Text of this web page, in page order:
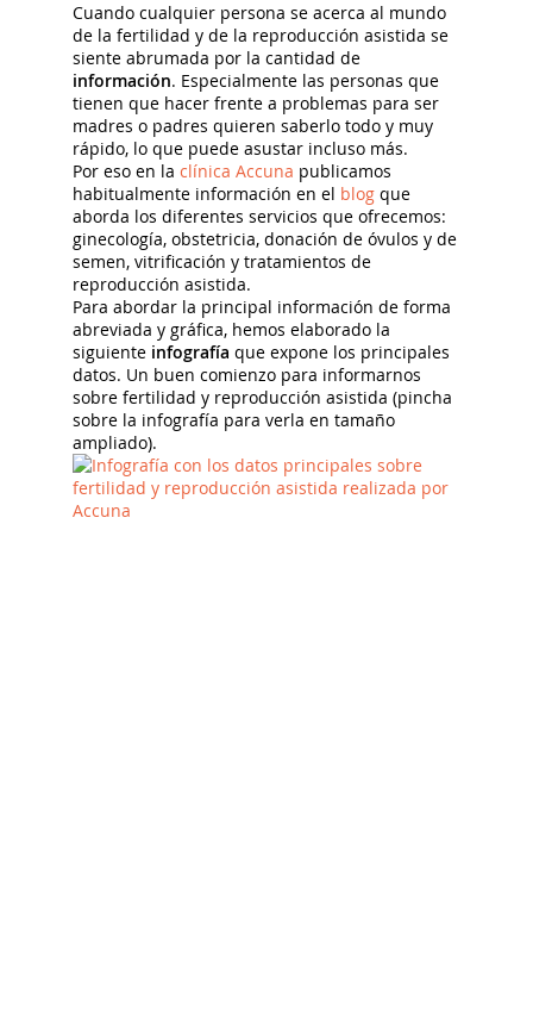
Cuando cualquier persona se acerca al mundo
de la fertilidad y de la reproducción asistida se
siente abrumada por la cantidad de
información. Especialmente las personas que
tienen que hacer frente a problemas para ser
madres o padres quieren saberlo todo y muy
rápido, lo que puede asustar incluso más.
Por eso en la clínica Accuna publicamos
habitualmente información en el blogque
aborda los diferentes servicios que ofrecemos:
ginecología, obstetricia, donación de óvulos y de
semen, vitrificación y tratamientos de
reproducción asistida.
Para abordar la principal información de forma
abreviada y gráfica, hemos elaborado la
siguiente infografía que expone los principales
datos. Un buen comienzo para informarnos
sobre fertilidad y reproducción asistida (pincha
sobre la infografía para verla en tamaño
ampliado).